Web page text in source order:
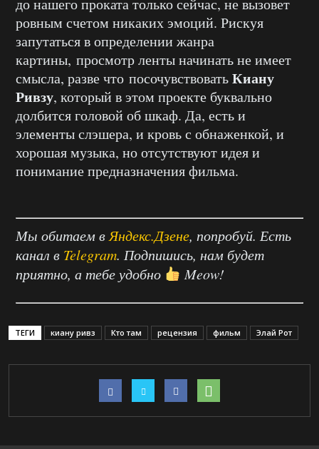
до нашего проката только сейчас, не вызовет
ровным счетом никаких эмоций. Рискуя
запутаться в определении жанра
картины, просмотр ленты начинать не имеет
смысла, разве что посочувствоватьКиану
Ривзу, который в этом проекте буквально
долбится головой об шкаф. Да, есть и
элементы слэшера, и кровь с обнаженкой, и
хорошая музыка, но отсутствуют идея и
понимание предназначения фильма.
Мы обитаем вЯндекс.Дзене, попробуй. Есть
канал в Telegram. Подпишись, нам будет
приятно, а тебе удобно
Meow!
ТЕГИ киану ривз Кто там рецензия фильм Элай Рот